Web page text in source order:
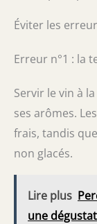
Éviter les
Erreur n°1 : la
Servir le vin à
ses arômes.
frais, tandis
non glacés.
Lire plus
une